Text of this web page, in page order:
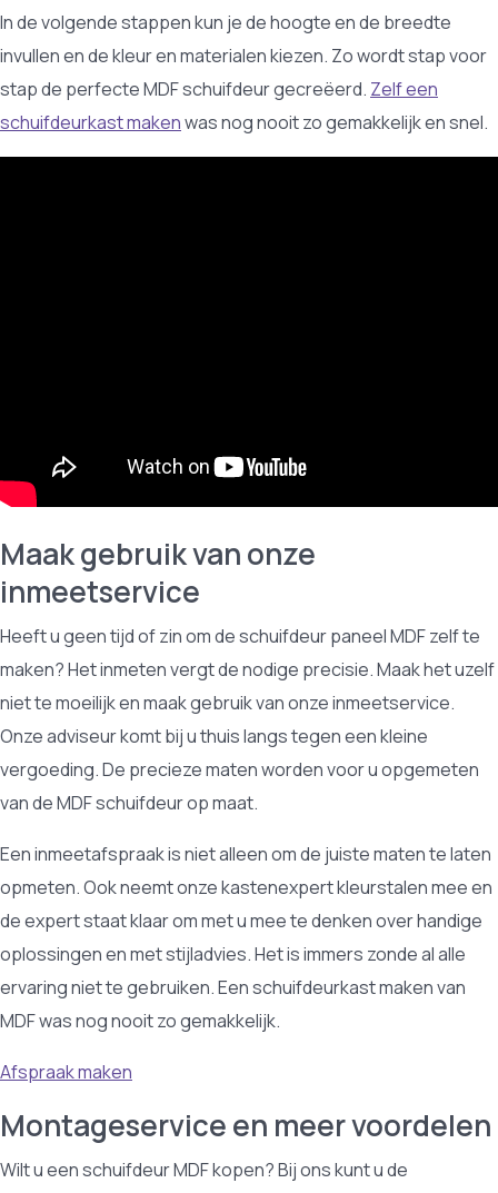
In de volgende stappen kun je de hoogte en de breedte
invullen en de kleur en materialen kiezen. Zo wordt stap voor
stap de perfecte MDF schuifdeur gecreëerd. Zelf een
schuifdeurkast makenwas nog nooit zo gemakkelijk en snel.
Maak gebruik van onze
inmeetservice
Heeft u geen tijd of zin om de schuifdeur paneel MDF zelf te
maken? Het inmeten vergt de nodige precisie. Maak het uzelf
niet te moeilijk en maak gebruik van onze inmeetservice.
Onze adviseur komt bij u thuis langs tegen een kleine
vergoeding. De precieze maten worden voor u opgemeten
van de MDF schuifdeur op maat.
Een inmeetafspraak is niet alleen om de juiste maten te laten
opmeten. Ook neemt onze kastenexpert kleurstalen mee en
de expert staat klaar om met u mee te denken over handige
oplossingen en met stijladvies. Het is immers zonde al alle
ervaring niet te gebruiken. Een schuifdeurkast maken van
MDF was nog nooit zo gemakkelijk.
Afspraak maken
Montageservice en meer voordelen
Wilt u een schuifdeur MDF kopen? Bij ons kunt u de